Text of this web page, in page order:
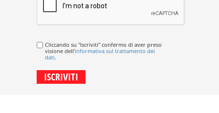
Cliccando su "Iscriviti" confermo di aver preso
visione dell'informativa sul trattamento dei
dati.